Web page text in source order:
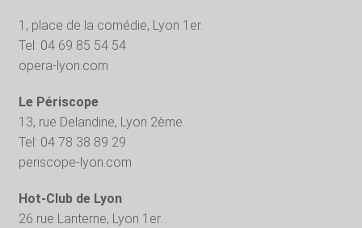
1, place de la comédie, Lyon 1er.
Tel: 04 69 85 54 54
opera-lyon.com
Le Périscope
13, rue Delandine, Lyon 2ème.
Tel: 04 78 38 89 29
periscope-lyon.com
Hot-Club de Lyon
26 rue Lanterne, Lyon 1er.